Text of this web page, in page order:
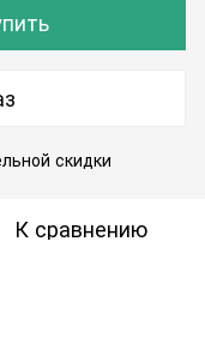
скидки
К сравнению